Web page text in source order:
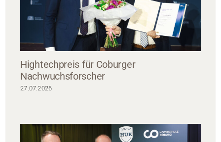
Hightechpreis für Coburger
Nachwuchsforscher
27.07.2026